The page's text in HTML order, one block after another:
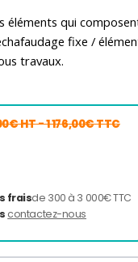
éléments qui
fixe /
travaux.
HT- 1 176,00€ TTC